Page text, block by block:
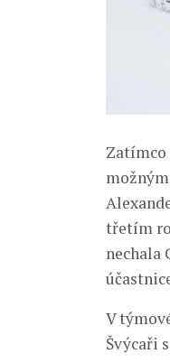
Zatímco
třetím
nechala
V
Švýcaři